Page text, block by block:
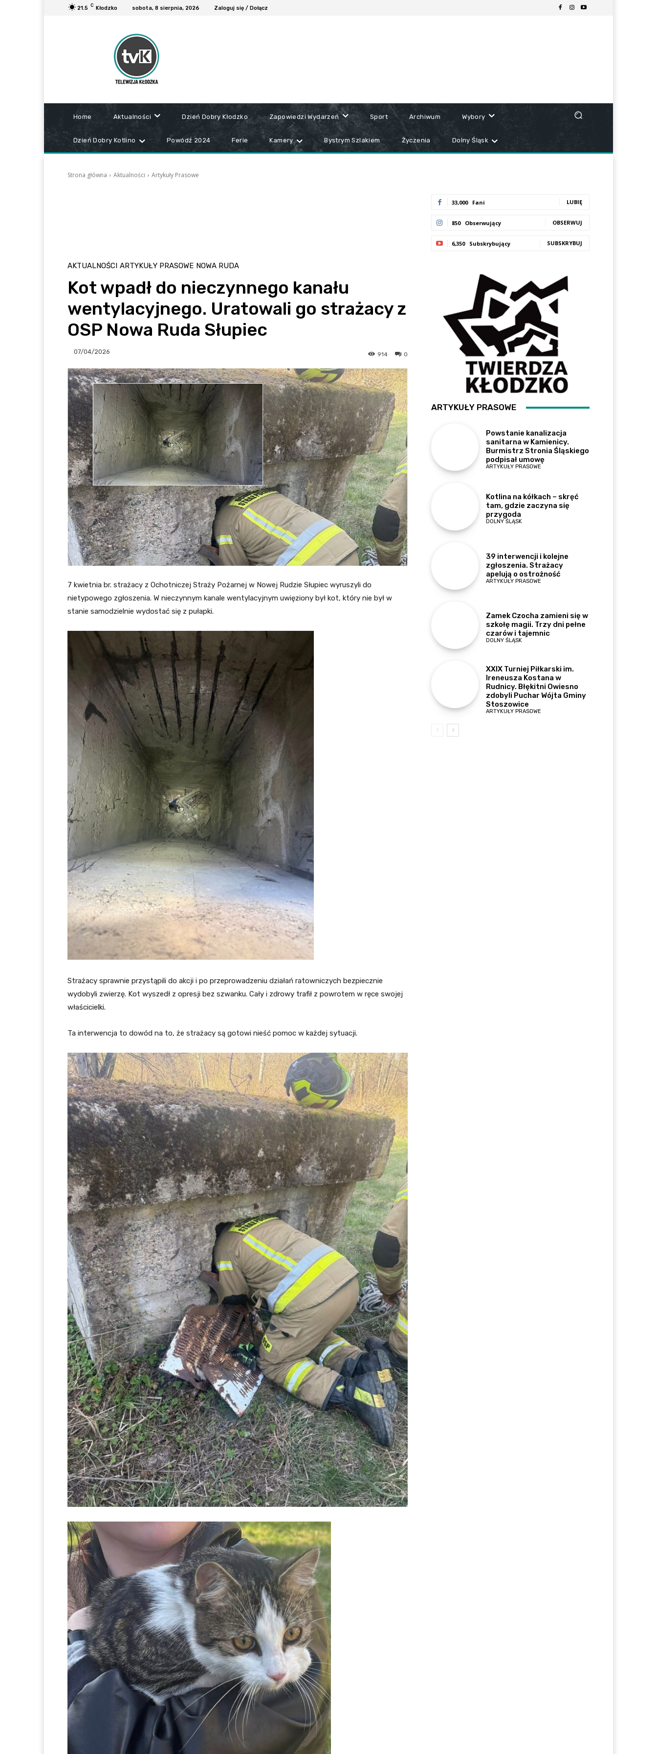
21.5 C Kłodzko sobota, 8 sierpnia, 2026 Zaloguj się / Dołącz
Home Aktualności Dzień Dobry Kłodzko Zapowiedzi Wydarzeń Sport Archiwum Wybory
Dzień Dobry Kotlino Powódź 2024 Ferie Kamery Bystrym Szlakiem Życzenia Dolny Śląsk
Strona główna Aktualności Artykuły Prasowe
AKTUALNOŚCI ARTYKUŁY PRASOWE NOWA RUDA
Kot wpadł do nieczynnego kanału
wentylacyjnego. Uratowali go strażacy z
OSP Nowa Ruda Słupiec
07/04/2026 0
914
7 kwietnia br. strażacy z Ochotniczej Straży Pożarnej w Nowej Rudzie Słupiec wyruszyli do
nietypowego zgłoszenia. W nieczynnym kanale wentylacyjnym uwięziony był kot, który nie był w
stanie samodzielnie wydostać się z pułapki.
Strażacy sprawnie przystąpili do akcji i po przeprowadzeniu działań ratowniczych bezpiecznie
wydobyli zwierzę. Kot wyszedł z opresji bez szwanku. Cały i zdrowy trafił z powrotem w ręce swojej
właścicielki.
Ta interwencja to dowód na to, że strażacy są gotowi nieść pomoc w każdej sytuacji.
33,000 Fani LUBIĘ
850 Obserwujący OBSERWUJ
6,350 Subskrybujący SUBSKRYBUJ
ARTYKUŁY PRASOWE
Powstanie kanalizacja
sanitarna w Kamienicy.
Burmistrz Stronia Śląskiego
podpisał umowę
ARTYKUŁY PRASOWE
Kotlina na kółkach – skręć
tam, gdzie zaczyna się
przygoda
DOLNY ŚLĄSK
39 interwencji i kolejne
zgłoszenia. Strażacy
apelują o ostrożność
ARTYKUŁY PRASOWE
Zamek Czocha zamieni się w
szkołę magii. Trzy dni pełne
czarów i tajemnic
DOLNY ŚLĄSK
XXIX Turniej Piłkarski im.
Ireneusza Kostana w
Rudnicy. Błękitni Owiesno
zdobyli Puchar Wójta Gminy
Stoszowice
ARTYKUŁY PRASOWE